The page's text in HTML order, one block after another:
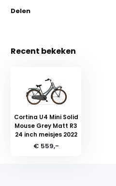
Delen
Recent bekeken
Cortina U4 Mini Solid
Mouse Grey Matt R3
24 inch meisjes 2022
€ 559,-